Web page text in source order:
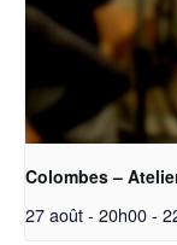
Colombes –
27 août - 20h00-